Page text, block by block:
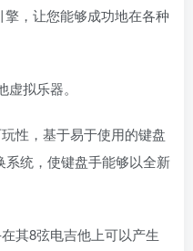
，让您能够成功地在各种
拟乐器。
性，基于易于使用的键盘
统，使键盘手能够以全新
其8弦电吉他上可以产生